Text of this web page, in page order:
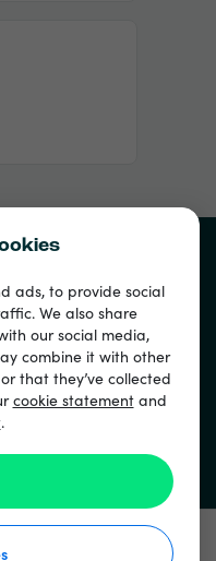
ads, to provide social
We also share
our social media,
combine it with other
that they’ve collected
cookie statementand
.